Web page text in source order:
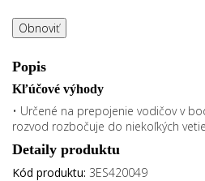
Popis
Kľúčové výhody
• Určené na prepojenie vodičov v
rozvod rozbočuje do niekoľkých
Detaily produktu
Kód produktu: 3ES420049